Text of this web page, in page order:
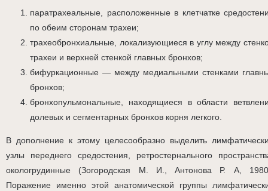
паратрахеальные, расположенные в клетчатке
по обеим сторонам трахеи;
трахеобронхиальные, локализующиеся в углу между
трахеи и верхней стенкой главных бронхов;
бифуркационные — между медиальными стенками
бронхов;
бронхопульмональные, находящиеся в области
долевых и сегментарных бронхов корня легкого.
В дополнение к этому целесообразно выделить
узлы переднего средостения, ретростернального
окологрудинные (Зогородская М. И., Антонова Р. Α,
Поражение именно этой анатомической группы